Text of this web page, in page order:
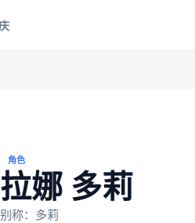
角色
拉娜 多莉
别称：多莉